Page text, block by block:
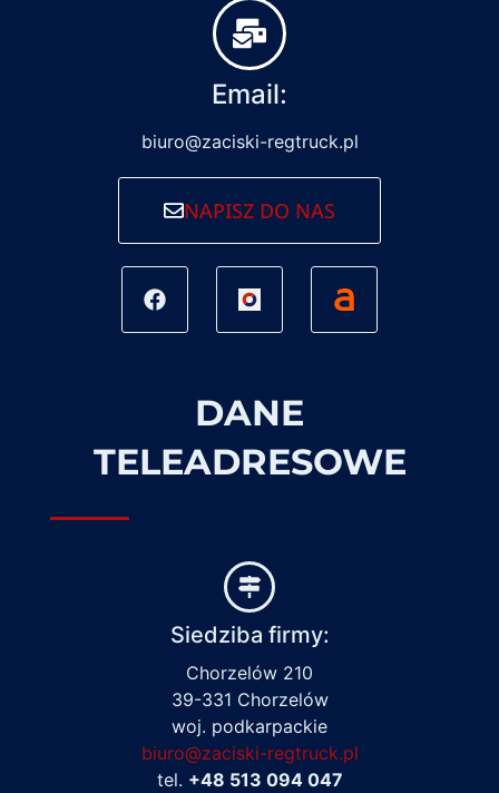
Email:
biuro@zaciski-regtruck.pl
NAPISZ DO NAS
DANE
TELEADRESOWE
Siedziba firmy:
Chorzelów 210
39-331 Chorzelów
woj. podkarpackie
biuro@zaciski-regtruck.pl
tel. +48 513 094 047